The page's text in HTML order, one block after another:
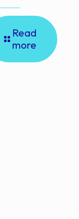
Read
more